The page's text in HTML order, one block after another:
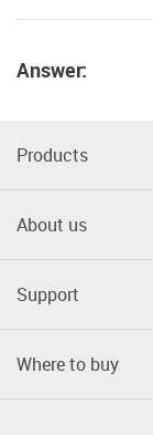
Answer:
Products
About us
Support
Where to buy